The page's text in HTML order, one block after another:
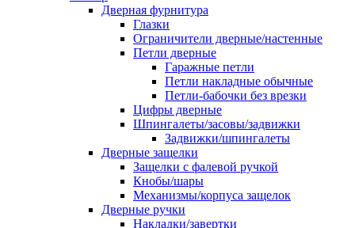
Дверная фурнитура
Глазки
Ограничители дверные/настенные
Петли дверные
Гаражные петли
Петли накладные обычные
Петли-бабочки без врезки
Цифры дверные
Шпингалеты/засовы/задвижки
Задвижки/шпингалеты
Дверные защелки
Защелки с фалевой ручкой
Кнобы/шары
Механизмы/корпуса защелок
Дверные ручки
Накладки/завертки